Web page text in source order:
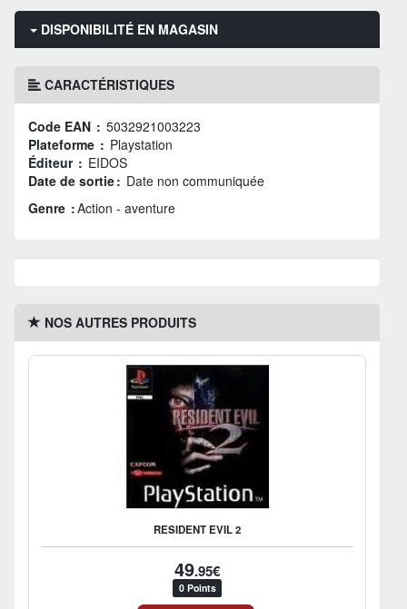
DISPONIBILITÉ EN MAGASIN
CARACTÉRISTIQUES
Code EAN : 5032921003223
Plateforme : Playstation
Éditeur : EIDOS
Date de sortie : Date non communiquée
Genre :Action - aventure
NOS AUTRES PRODUITS
RESIDENT EVIL 2
49.95€
0 Points